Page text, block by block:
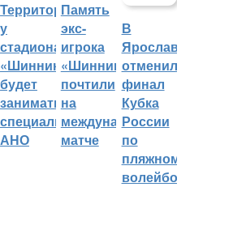
Территорией
у
стадиона
«Шинник»
будет
заниматься
специальное
АНО
Память
экс-
игрока
«Шинника»
почтили
на
международном
матче
В
Ярославле
отменили
финал
Кубка
России
по
пляжному
волейболу